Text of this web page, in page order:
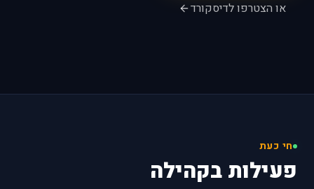
או הצטרפו לדיסקורד
חי כעת
פעילות בקהילה